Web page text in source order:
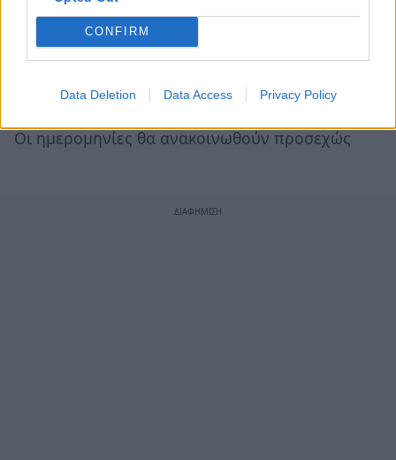
CONFIRM
Data Deletion Data Access Privacy Policy
Tελικός
Νικητής 12 – Νικητής 13
Οι ημερομηνίες θα ανακοινωθούν προσεχώς